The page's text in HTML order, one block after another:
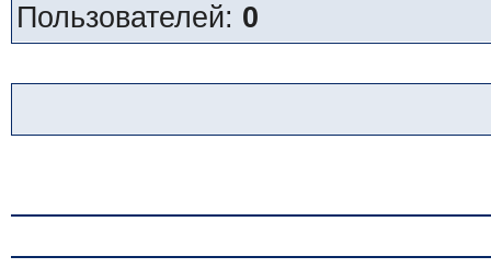
Пользователей: 0